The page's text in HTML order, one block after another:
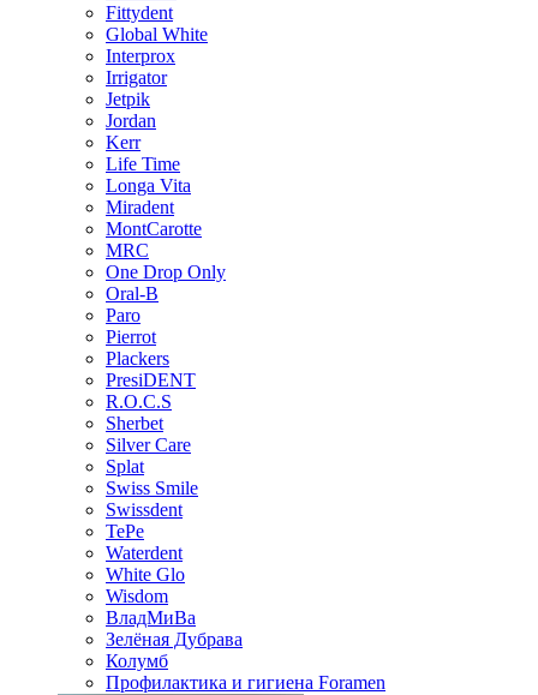
Fittydent
Global White
Interprox
Irrigator
Jetpik
Jordan
Kerr
Life Time
Longa Vita
Miradent
MontCarotte
MRC
One Drop Only
Oral-B
Paro
Pierrot
Plackers
PresiDENT
R.O.C.S
Sherbet
Silver Care
Splat
Swiss Smile
Swissdent
TePe
Waterdent
White Glo
Wisdom
ВладМиВа
Зелёная Дубрава
Колумб
Профилактика и гигиена Foramen